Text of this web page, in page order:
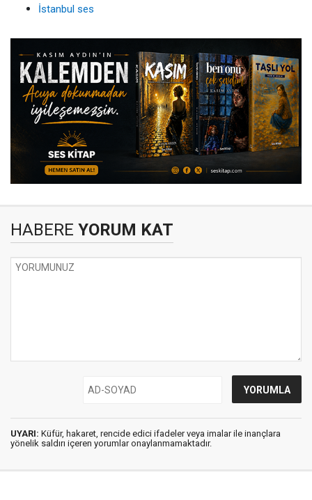
İstanbul ses
HABERE YORUM KAT
UYARI: Küfür, hakaret, rencide edici ifadeler veya imalar ile inançlara
yönelik saldırı içeren yorumlar onaylanmamaktadır.